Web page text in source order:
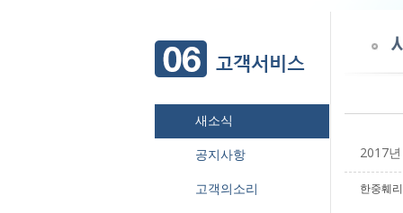
새소식
공지사항
고객의소리
2017
한중훼리